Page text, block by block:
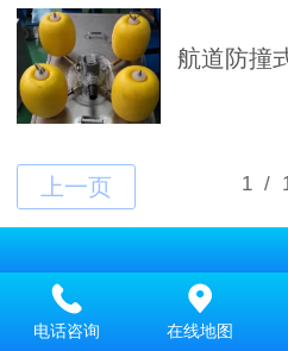
航道防撞
2019 版权所有 技
电话咨询 在线地图